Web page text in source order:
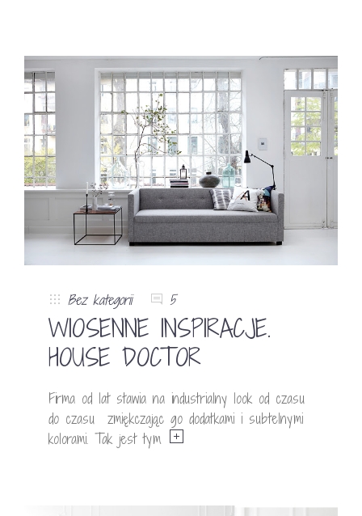
Bez kategorii 5
WIOSENNE INSPIRACJE.
HOUSE DOCTOR
Firma od lat stawia na industrialny look od czasu
do czasu zmiękczając go dodatkami i subtelnymi
kolorami. Tak jest tym